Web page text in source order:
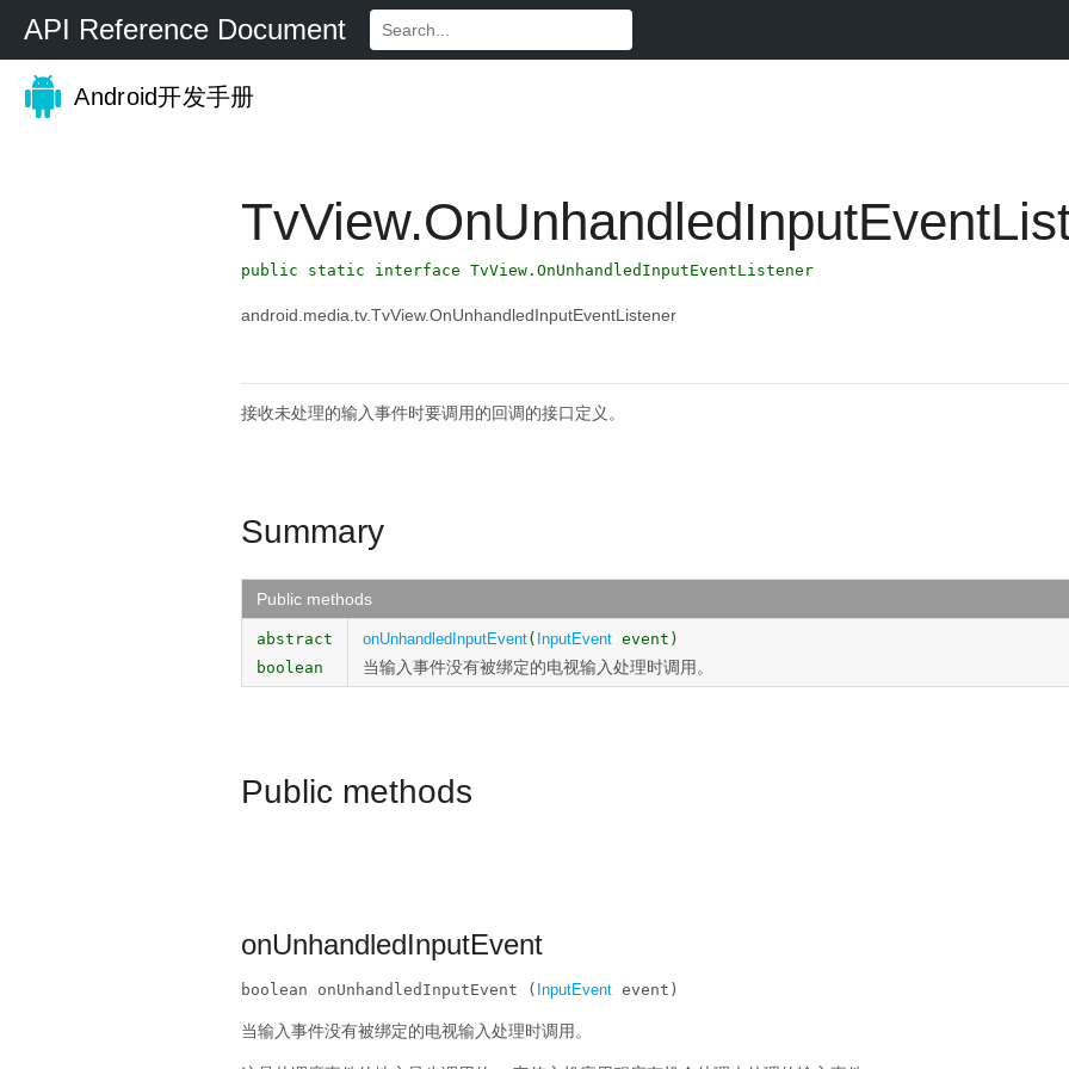
API Reference Document
Android开发手册
public static interface TvView.OnUnhandledInputEventListener
android.media.tv.TvView.OnUnhandledInputEventListener
接收未处理的输入事件时要调用的回调的接口定义。
Summary
Public methods
abstract
boolean
onUnhandledInputEvent( InputEvent event)
当输入事件没有被绑定的电视输入处理时调用。
Public methods
onUnhandledInputEvent
boolean onUnhandledInputEvent ( InputEvent event)
当输入事件没有被绑定的电视输入处理时调用。